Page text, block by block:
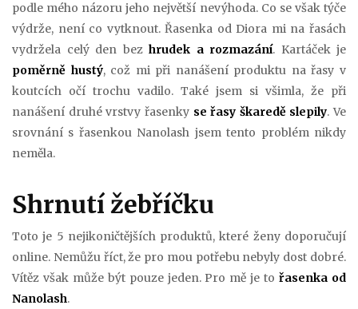
podle mého názoru jeho největší nevýhoda. Co se však týče
výdrže, není co vytknout. Řasenka od Diora mi na řasách
vydržela celý den bez hrudek a rozmazání. Kartáček je
poměrně hustý, což mi při nanášení produktu na řasy v
koutcích očí trochu vadilo. Také jsem si všimla, že při
nanášení druhé vrstvy řasenky se řasy škaredě slepily. Ve
srovnání s řasenkou Nanolash jsem tento problém nikdy
neměla.
Shrnutí žebříčku
Toto je 5 nejikoničtějších produktů, které ženy doporučují
online. Nemůžu říct, že pro mou potřebu nebyly dost dobré.
Vítěz však může být pouze jeden. Pro mě je tořasenka od
Nanolash.